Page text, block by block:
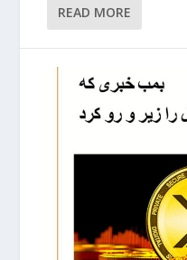
READ MORE